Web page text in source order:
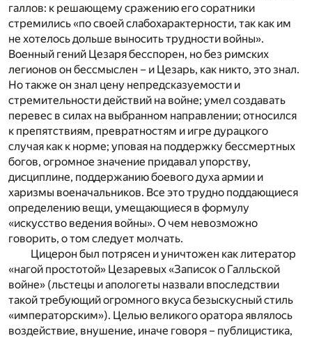
галлов: к решающему сражению его соратники
стремились «по своей слабохарактерности, так как им
не хотелось дольше выносить трудности войны».
Военный гений Цезаря бесспорен, но без римских
легионов он бессмыслен – и Цезарь, как никто, это знал.
Но также он знал цену непредсказуемости и
стремительности действий на войне; умел создавать
перевес в силах на выбранном направлении; относился
к препятствиям, превратностям и игре дурацкого
случая как к норме; уповая на поддержку бессмертных
богов, огромное значение придавал упорству,
дисциплине, поддержанию боевого духа армии и
харизмы военачальников. Все это трудно поддающиеся
определению вещи, умещающиеся в формулу
«искусство ведения войны». О чем невозможно
говорить, о том следует молчать.
Цицерон был потрясен и уничтожен как литератор
«нагой простотой» Цезаревых «Записок о Галльской
войне» (льстецы и апологеты назвали впоследствии
такой требующий огромного вкуса безыскусный стиль
«императорским»). Целью великого оратора являлось
воздействие, внушение, иначе говоря – публицистика,